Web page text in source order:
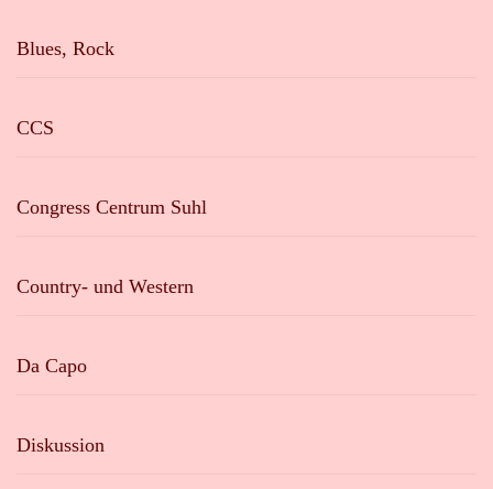
Blues, Rock
CCS
Congress Centrum Suhl
Country- und Western
Da Capo
Diskussion